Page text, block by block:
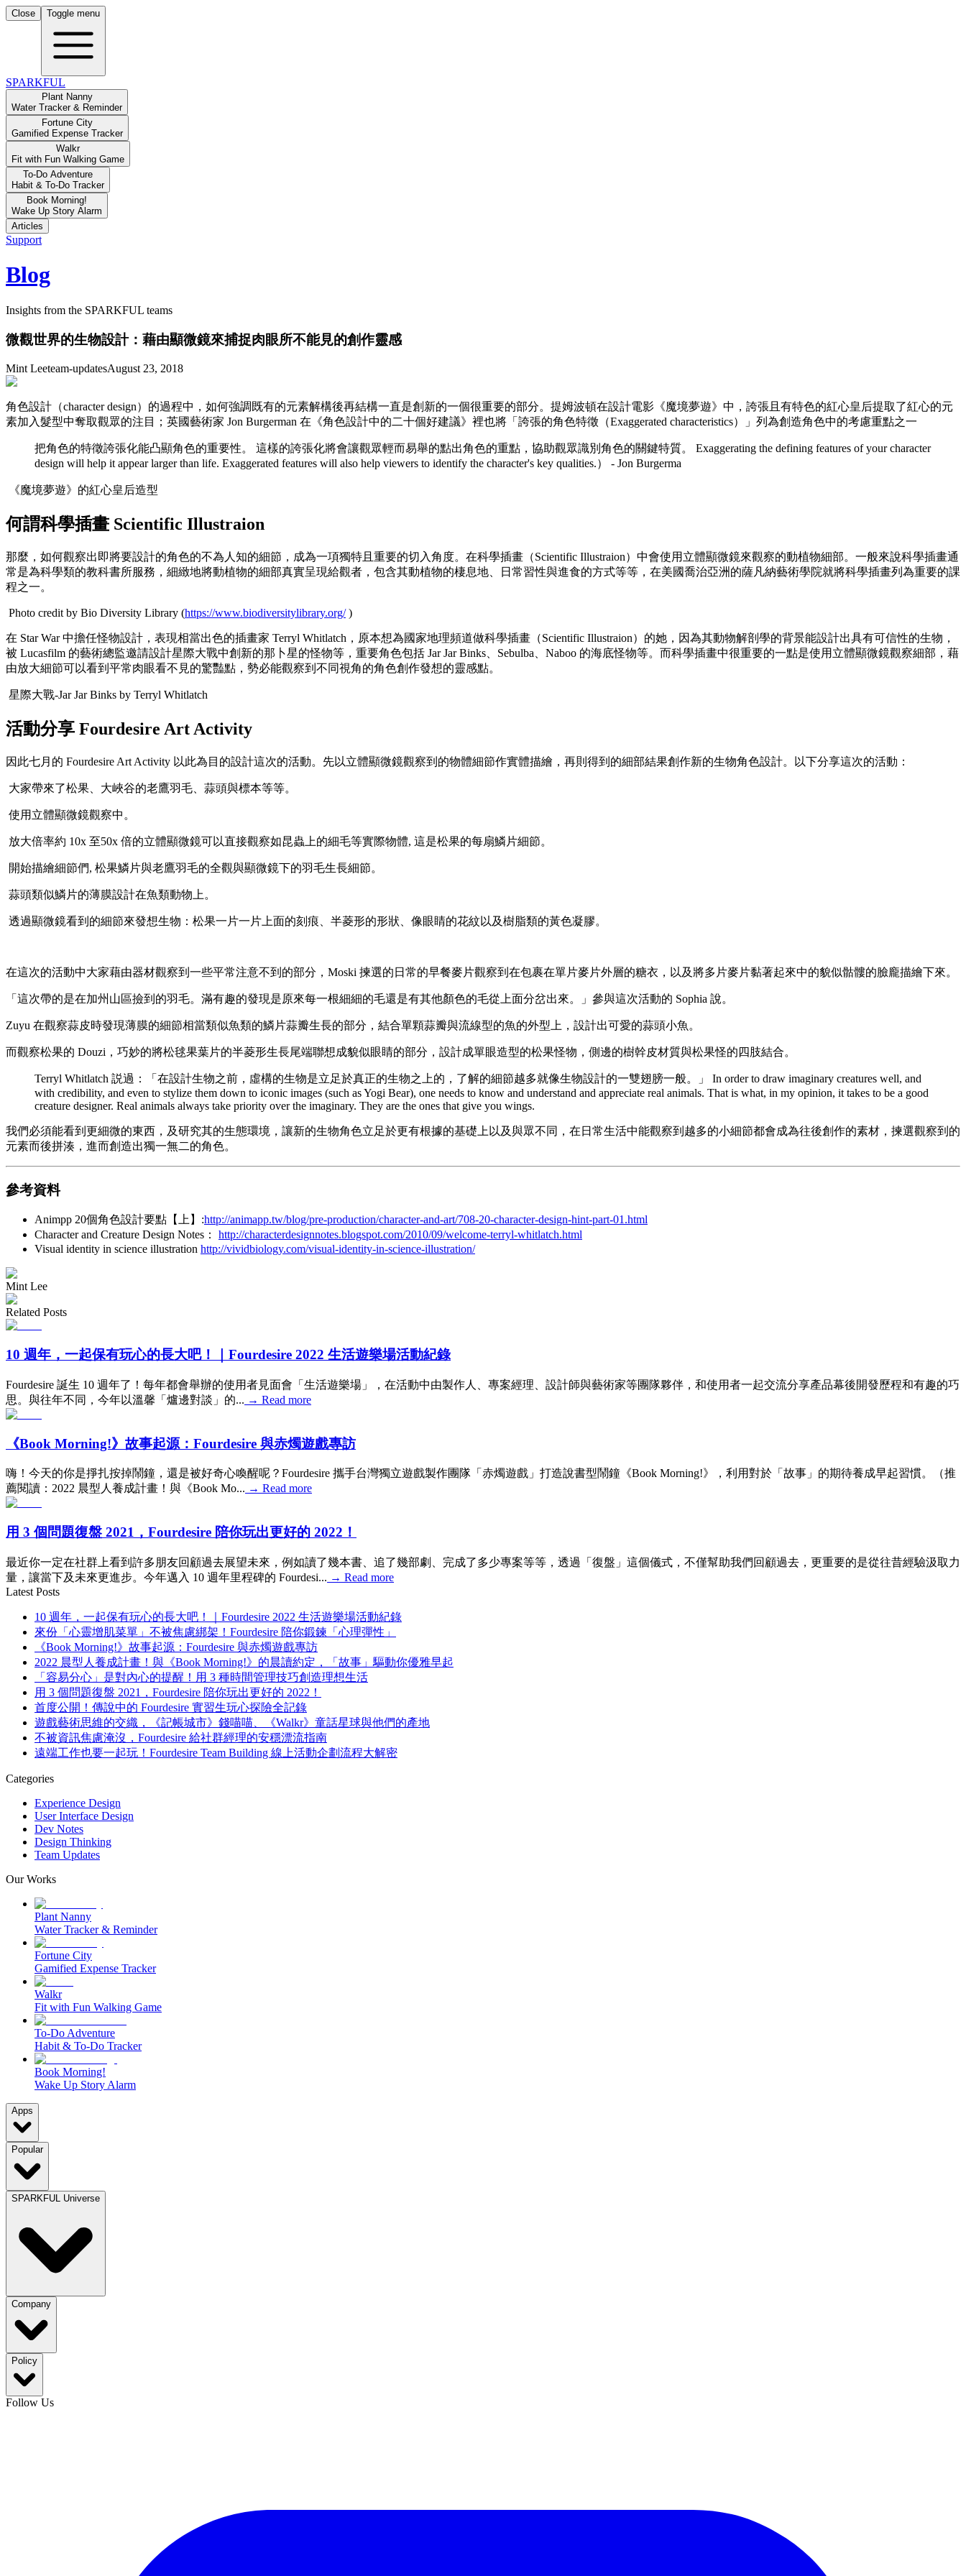
Close Toggle menu
SPARKFUL
Plant Nanny
Water Tracker & Reminder
Fortune City
Gamified Expense Tracker
Walkr
Fit with Fun Walking Game
To-Do Adventure
Habit & To-Do Tracker
Book Morning!
Wake Up Story Alarm
Articles
Support
Blog
Insights from the SPARKFUL teams
微觀世界的生物設計：藉由顯微鏡來捕捉肉眼所不能見的創作靈感
Mint Leeteam-updatesAugust 23, 2018
角色設計（character design）的過程中，如何強調既有的元素解構後再結構一直是創新的一個很重要的部分。提姆波頓在設計電影《魔境夢遊》中，誇張且有特色的紅心皇后提取了紅心的元
素加入髮型中奪取觀眾的注目；英國藝術家 Jon Burgerman 在《角色設計中的二十個好建議》裡也將「誇張的角色特徵（Exaggerated characteristics）」列為創造角色中的考慮重點之一
把角色的特徵誇張化能凸顯角色的重要性。 這樣的誇張化將會讓觀眾輕而易舉的點出角色的重點，協助觀眾識別角色的關鍵特質。 Exaggerating the defining features of your character
design will help it appear larger than life. Exaggerated features will also help viewers to identify the character's key qualities.） - Jon Burgerma
《魔境夢遊》的紅心皇后造型
何謂科學插畫 Scientific Illustraion
那麼，如何觀察出即將要設計的角色的不為人知的細節，成為一項獨特且重要的切入角度。在科學插畫（Scientific Illustraion）中會使用立體顯微鏡來觀察的動植物細部。一般來說科學插畫通
常是為科學類的教科書所服務，細緻地將動植物的細部真實呈現給觀者，包含其動植物的棲息地、日常習性與進食的方式等等，在美國喬治亞洲的薩凡納藝術學院就將科學插畫列為重要的課
程之一。
Photo credit by Bio Diversity Library (https://www.biodiversitylibrary.org/)
在 Star War 中擔任怪物設計，表現相當出色的插畫家 Terryl Whitlatch，原本想為國家地理頻道做科學插畫（Scientific Illustraion）的她，因為其動物解剖學的背景能設計出具有可信性的生物，
被 Lucasfilm 的藝術總監邀請設計星際大戰中創新的那卜星的怪物等，重要角色包括 Jar Jar Binks、Sebulba、Naboo 的海底怪物等。而科學插畫中很重要的一點是使用立體顯微鏡觀察細部，藉
由放大細節可以看到平常肉眼看不見的驚豔點，勢必能觀察到不同視角的角色創作發想的靈感點。
星際大戰-Jar Jar Binks by Terryl Whitlatch
活動分享 Fourdesire Art Activity
因此七月的 Fourdesire Art Activity 以此為目的設計這次的活動。先以立體顯微鏡觀察到的物體細節作實體描繪，再則得到的細部結果創作新的生物角色設計。以下分享這次的活動：
大家帶來了松果、大峽谷的老鷹羽毛、蒜頭與標本等等。
使用立體顯微鏡觀察中。
放大倍率約 10x 至50x 倍的立體顯微鏡可以直接觀察如昆蟲上的細毛等實際物體, 這是松果的每扇鱗片細節。
開始描繪細節們, 松果鱗片與老鷹羽毛的全觀與顯微鏡下的羽毛生長細節。
蒜頭類似鱗片的薄膜設計在魚類動物上。
透過顯微鏡看到的細節來發想生物：松果一片一片上面的刻痕、半菱形的形狀、像眼睛的花紋以及樹脂類的黃色凝膠。
在這次的活動中大家藉由器材觀察到一些平常注意不到的部分，Moski 揀選的日常的早餐麥片觀察到在包裹在單片麥片外層的糖衣，以及將多片麥片黏著起來中的貌似骷髏的臉龐描繪下來。
「這次帶的是在加州山區撿到的羽毛。滿有趣的發現是原來每一根細細的毛還是有其他顏色的毛從上面分岔出來。」參與這次活動的 Sophia 說。
Zuyu 在觀察蒜皮時發現薄膜的細節相當類似魚類的鱗片蒜瓣生長的部分，結合單顆蒜瓣與流線型的魚的外型上，設計出可愛的蒜頭小魚。
而觀察松果的 Douzi，巧妙的將松毬果葉片的半菱形生長尾端聯想成貌似眼睛的部分，設計成單眼造型的松果怪物，側邊的樹幹皮材質與松果怪的四肢結合。
Terryl Whitlatch 説過：「在設計生物之前，虛構的生物是立足於真正的生物之上的，了解的細節越多就像生物設計的一雙翅膀一般。」 In order to draw imaginary creatures well, and
with credibility, and even to stylize them down to iconic images (such as Yogi Bear), one needs to know and understand and appreciate real animals. That is what, in my opinion, it takes to be a good
creature designer. Real animals always take priority over the imaginary. They are the ones that give you wings.
我們必須能看到更細微的東西，及研究其的生態環境，讓新的生物角色立足於更有根據的基礎上以及與眾不同，在日常生活中能觀察到越多的小細節都會成為往後創作的素材，揀選觀察到的
元素而後拼湊，進而創造出獨一無二的角色。
參考資料
Animpp 20個角色設計要點【上】:http://animapp.tw/blog/pre-production/character-and-art/708-20-character-design-hint-part-01.html
Character and Creature Design Notes： http://characterdesignnotes.blogspot.com/2010/09/welcome-terryl-whitlatch.html
Visual identity in science illustration http://vividbiology.com/visual-identity-in-science-illustration/
Mint Lee
Related Posts
10 週年，一起保有玩心的長大吧！｜Fourdesire 2022 生活遊樂場活動紀錄
Fourdesire 誕生 10 週年了！每年都會舉辦的使用者見面會「生活遊樂場」，在活動中由製作人、專案經理、設計師與藝術家等團隊夥伴，和使用者一起交流分享產品幕後開發歷程和有趣的巧
思。與往年不同，今年以溫馨「爐邊對談」的... → Read more
《Book Morning!》故事起源：Fourdesire 與赤燭遊戲專訪
嗨！今天的你是掙扎按掉鬧鐘，還是被好奇心喚醒呢？Fourdesire 攜手台灣獨立遊戲製作團隊「赤燭遊戲」打造說書型鬧鐘《Book Morning!》，利用對於「故事」的期待養成早起習慣。（推
薦閱讀：2022 晨型人養成計畫！與《Book Mo... → Read more
用 3 個問題復盤 2021，Fourdesire 陪你玩出更好的 2022！
最近你一定在社群上看到許多朋友回顧過去展望未來，例如讀了幾本書、追了幾部劇、完成了多少專案等等，透過「復盤」這個儀式，不僅幫助我們回顧過去，更重要的是從往昔經驗汲取力
量，讓當下及未來更進步。今年邁入 10 週年里程碑的 Fourdesi... → Read more
Latest Posts
10 週年，一起保有玩心的長大吧！｜Fourdesire 2022 生活遊樂場活動紀錄
來份「心靈增肌菜單」不被焦慮綁架！Fourdesire 陪你鍛鍊「心理彈性」
《Book Morning!》故事起源：Fourdesire 與赤燭遊戲專訪
2022 晨型人養成計畫！與《Book Morning!》的晨讀約定，「故事」驅動你優雅早起
「容易分心」是對內心的提醒！用 3 種時間管理技巧創造理想生活
用 3 個問題復盤 2021，Fourdesire 陪你玩出更好的 2022！
首度公開！傳說中的 Fourdesire 實習生玩心探險全記錄
遊戲藝術思維的交織，《記帳城市》錢喵喵、《Walkr》童話星球與他們的產地
不被資訊焦慮淹沒，Fourdesire 給社群經理的安穩漂流指南
遠端工作也要一起玩！Fourdesire Team Building 線上活動企劃流程大解密
Categories
Experience Design
User Interface Design
Dev Notes
Design Thinking
Team Updates
Our Works
Plant Nanny
Water Tracker & Reminder
Fortune City
Gamified Expense Tracker
Walkr
Fit with Fun Walking Game
To-Do Adventure
Habit & To-Do Tracker
Book Morning!
Wake Up Story Alarm
Apps
Popular
SPARKFUL Universe
Company
Policy
Follow Us